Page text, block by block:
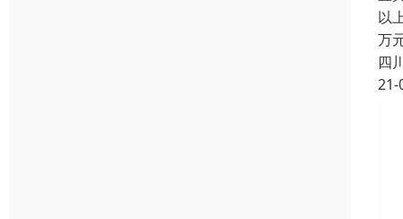
以
万
四
21-